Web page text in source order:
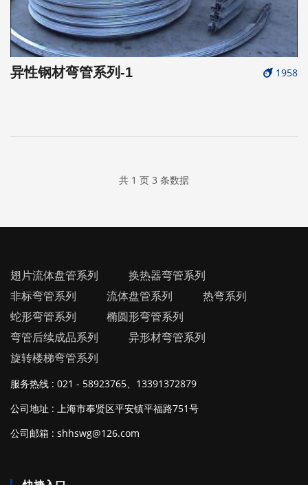
1958
异性钢材弯管系列-1
共 1 页 3 条数据
翅片流体盘管系列
换热器弯管系列
非标弯管系列
流体盘管系列
热弯系列
蛇形弯管系列
椭圆形弯管系列
弯管后续成品系列
异形材弯管系列
旋转楼梯弯管系列
服务热线 : 021 - 58923765、13391372879
公司地址 : 上海市奉贤区平安镇平福路751号
公司邮箱 : shhswg@126.com